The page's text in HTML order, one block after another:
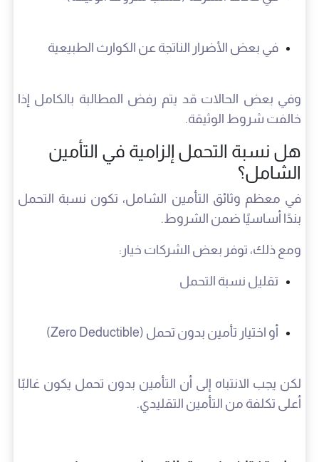
في بعض الأضرار الناتجة عن الكوارث الطبيعية
وفي بعض الحالات قد يتم رفض المطالبة بالكامل إذا
خالفت شروط الوثيقة.
هل نسبة التحمل إلزامية في التأمين
الشامل؟
في معظم وثائق التأمين الشامل، تكون نسبة التحمل
بندًا أساسيًا ضمن الشروط.
ومع ذلك، توفر بعض الشركات خيار:
تقليل نسبة التحمل
أو اختيار تأمين بدون تحمل (Zero Deductible)
لكن يجب الانتباه إلى أن التأمين بدون تحمل يكون غالبًا
أعلى تكلفة من التأمين التقليدي.